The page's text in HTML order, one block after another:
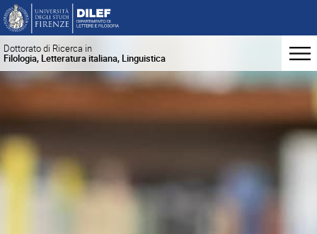
Dottorato di Ricerca in
Filologia, Letteratura italiana, Linguistica